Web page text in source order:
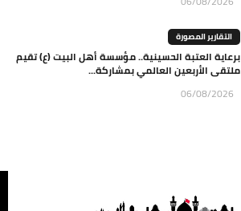
التقارير المصورة
برعاية العتبة الحسينية.. مؤسسة أهل البيت (ع) تقيم
ملتقى الأربعين العالمي بمشاركة...
06/08/2026